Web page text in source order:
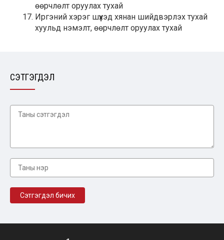
өөрчлөлт оруулах тухай
Иргэний хэрэг шүүхэд хянан шийдвэрлэх тухай
хуульд нэмэлт, өөрчлөлт оруулах тухай
СЭТГЭГДЭЛ